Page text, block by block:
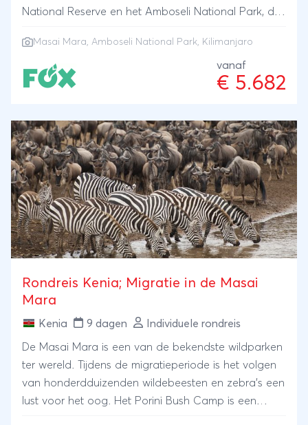
National Reserve en het Amboseli National Park, dat
Masai Mara, Amboseli National Park, Kilimanjaro
vanaf
€ 5.682
Rondreis Kenia; Migratie in de Masai
Mara
Kenia 9 dagen Individuele rondreis
De Masai Mara is een van de bekendste wildparken
ter wereld. Tijdens de migratieperiode is het volgen
van honderdduizenden wildebeesten en zebra’s een
lust voor het oog. Het Porini Bush Camp is een